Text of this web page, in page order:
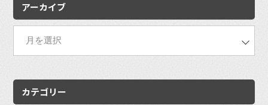
アーカイブ
カテゴリー